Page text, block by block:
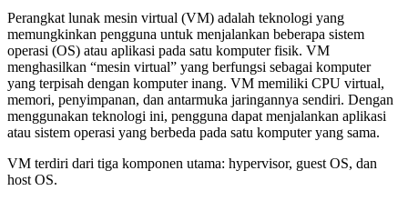
Perangkat lunak mesin virtual (VM) adalah teknologi yang
memungkinkan pengguna untuk menjalankan beberapa sistem
operasi (OS) atau aplikasi pada satu komputer fisik. VM
menghasilkan “mesin virtual” yang berfungsi sebagai komputer
yang terpisah dengan komputer inang. VM memiliki CPU virtual,
memori, penyimpanan, dan antarmuka jaringannya sendiri. Dengan
menggunakan teknologi ini, pengguna dapat menjalankan aplikasi
atau sistem operasi yang berbeda pada satu komputer yang sama.
VM terdiri dari tiga komponen utama: hypervisor, guest OS, dan
host OS.